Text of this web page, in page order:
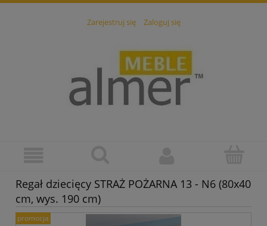
Zarejestruj się Zaloguj się
Regał dziecięcy STRAŻ POŻARNA 13 - N6 (80x40
cm, wys. 190 cm)
promocja